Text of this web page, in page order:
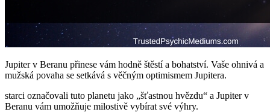
Jupiter v Beranu přinese vám hodně štěstí a bohatství. Vaše ohnivá a
mužská povaha se setkává s věčným optimismem Jupitera.
starci označovali tuto planetu jako „šťastnou hvězdu“ a Jupiter v
Beranu vám umožňuje milostivě vybírat své výhry.